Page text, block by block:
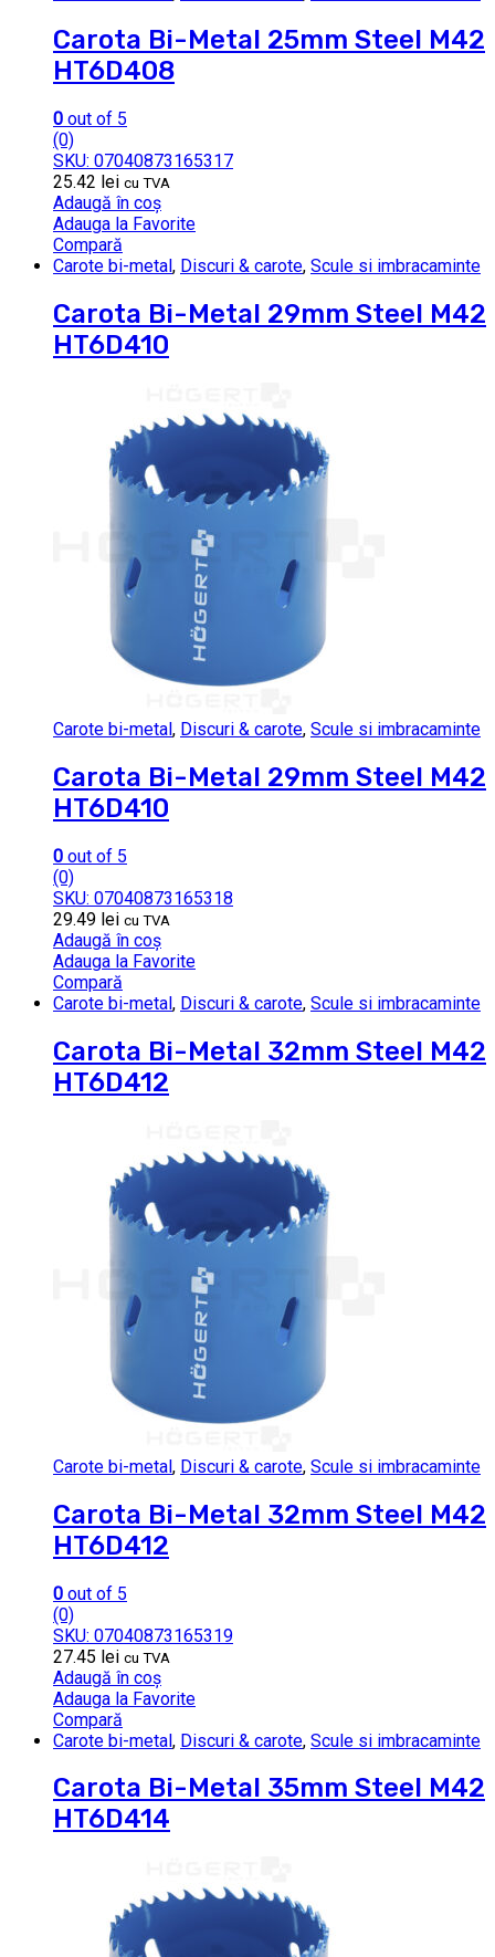
Carota Bi-Metal 25mm Steel M42
HT6D408
0 out of 5
(0)
SKU: 07040873165317
25.42 lei cu TVA
Adaugă în coș
Adauga la Favorite
Compară
Carote bi-metal , Discuri & carote, Scule si imbracaminte
Carota Bi-Metal 29mm Steel M42
HT6D410
Carote bi-metal, Discuri & carote, Scule si imbracaminte
Carota Bi-Metal 29mm Steel M42
HT6D410
0 out of 5
(0)
SKU: 07040873165318
29.49 lei cu TVA
Adaugă în coș
Adauga la Favorite
Compară
Carote bi-metal, Discuri & carote, Scule si imbracaminte
Carota Bi-Metal 32mm Steel M42
HT6D412
Carote bi-metal, Discuri & carote, Scule si imbracaminte
Carota Bi-Metal 32mm Steel M42
HT6D412
0 out of 5
(0)
SKU: 07040873165319
27.45 lei cu TVA
Adaugă în coș
Adauga la Favorite
Compară
Carote bi-metal, Discuri & carote, Scule si imbracaminte
Carota Bi-Metal 35mm Steel M42
HT6D414